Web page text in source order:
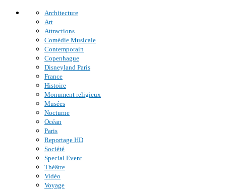
Architecture
Art
Attractions
Comédie Musicale
Contemporain
Copenhague
Disneyland Paris
France
Histoire
Monument religieux
Musées
Nocturne
Océan
Paris
Reportage HD
Société
Special Event
Théâtre
Vidéo
Voyage